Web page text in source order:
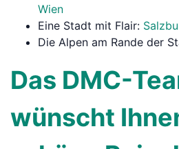
Wien
Eine Stadt mit Flair:
Die Alpen am Rande der
Das DMC-
wünscht